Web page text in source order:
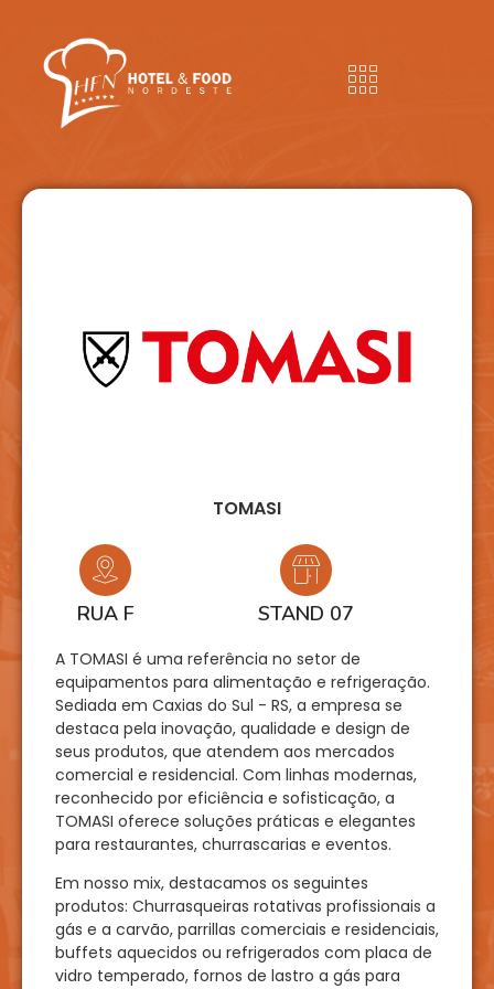
TOMASI
RUA F STAND 07
A TOMASI é uma referência no setor de
equipamentos para alimentação e refrigeração.
Sediada em Caxias do Sul - RS, a empresa se
destaca pela inovação, qualidade e design de
seus produtos, que atendem aos mercados
comercial e residencial. Com linhas modernas,
reconhecido por eficiência e sofisticação, a
TOMASI oferece soluções práticas e elegantes
para restaurantes, churrascarias e eventos.
Em nosso mix, destacamos os seguintes
produtos: Churrasqueiras rotativas profissionais a
gás e a carvão, parrillas comerciais e residenciais,
buffets aquecidos ou refrigerados com placa de
vidro temperado, fornos de lastro a gás para